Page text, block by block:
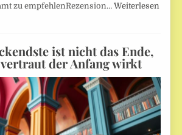
zu empfehlenRezension…Weiterlesen
ist nicht das Ende,
der Anfang wirkt